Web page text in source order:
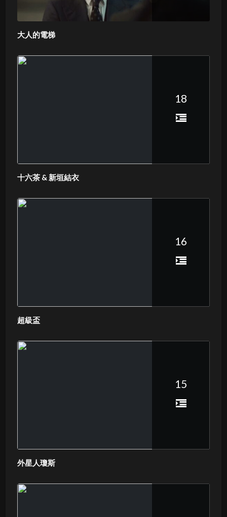
大人的電梯
18
十六茶 & 新垣結衣
16
超級盃
15
外星人瓊斯